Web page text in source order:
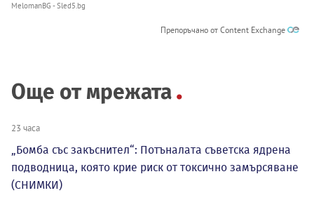
MelomanBG - Sled5.bg
Препоръчано от Content Exchange
Още от мрежата
23 часа
„Бомба със закъснител“: Потъналата съветска ядрена
подводница, която крие риск от токсично замърсяване
(СНИМКИ)